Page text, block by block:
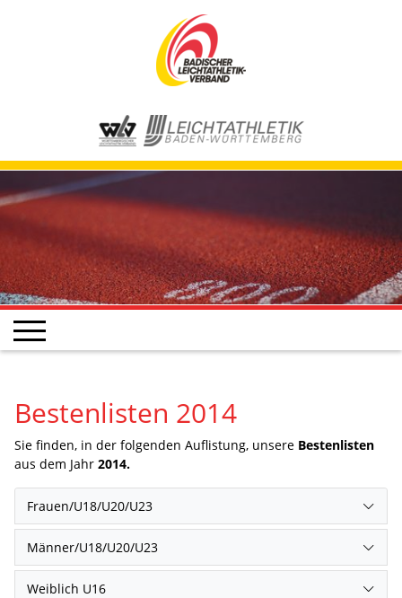
Bestenlisten 2014
Sie finden, in der folgenden Auflistung, unsere Bestenlisten
aus dem Jahr 2014.
Frauen/U18/U20/U23
Männer/U18/U20/U23
Weiblich U16